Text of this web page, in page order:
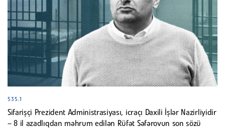
535.1
Sifarişçi Prezident Administrasiyası, icraçı Daxili İşlər Nazirliyidir
– 8 il azadlıqdan məhrum edilən Rüfət Səfərovun son sözü